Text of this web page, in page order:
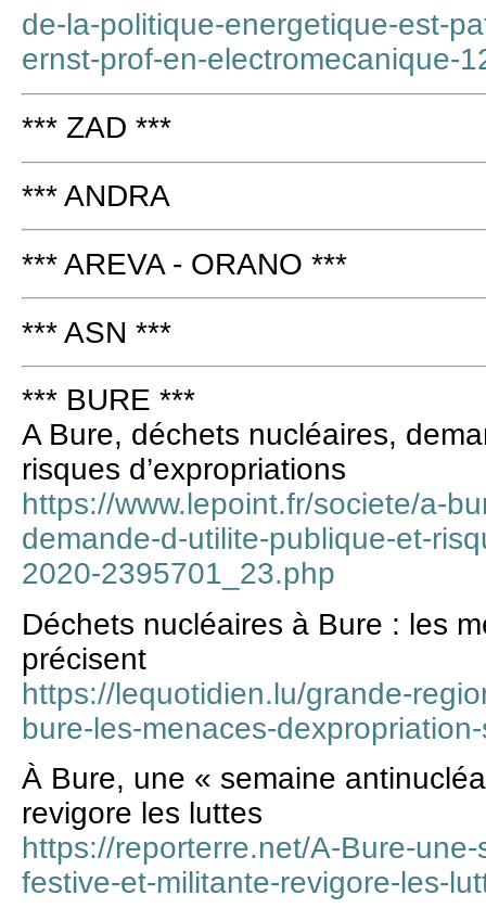
de-la-politique-energetique-est-
ernst-prof-en-electromecanique-
*** ZAD ***
*** ANDRA
*** AREVA - ORANO ***
*** ASN ***
*** BURE ***
A Bure, déchets nucléaires,
risques d’expropriations
https://www.lepoint.fr/societe/a-
demande-d-utilite-publique-et-
2020-2395701_23.php
Déchets nucléaires à Bure : les
précisent
https://lequotidien.lu/grande-
bure-les-menaces-
À Bure, une « semaine
revigore les luttes
https://reporterre.net/A-Bure-
festive-et-militante-revigore-les-